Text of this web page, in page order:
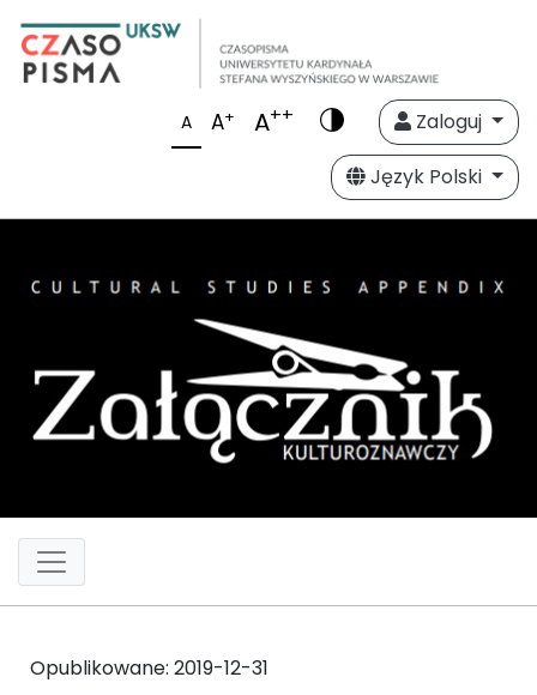
A A+ A++
Zaloguj
Język Polski
Opublikowane: 2019-12-31